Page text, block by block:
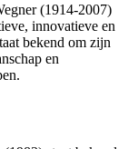
(1914-2007)
innovatieve en
bekend om zijn
en